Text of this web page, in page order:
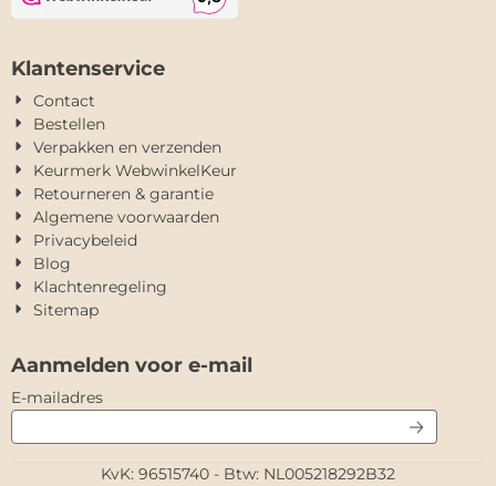
Klantenservice
Contact
Bestellen
Verpakken en verzenden
Keurmerk WebwinkelKeur
Retourneren & garantie
Algemene voorwaarden
Privacybeleid
Blog
Klachtenregeling
Sitemap
Aanmelden voor e-mail
E-mailadresVul je e-mailadres in voor de nieuwsbrief
KvK: 96515740 - Btw: NL005218292B32